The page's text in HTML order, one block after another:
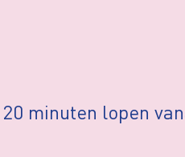
minuten lopen